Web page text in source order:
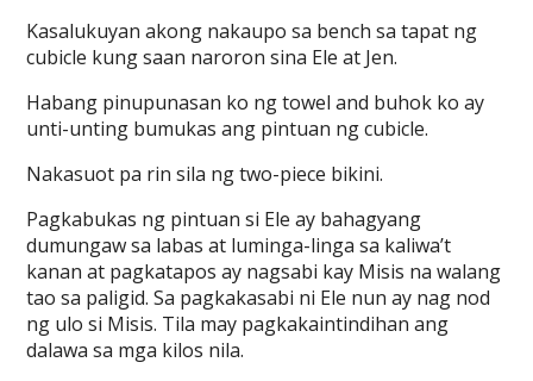
Kasalukuyan akong nakaupo sa bench sa tapat ng
cubicle kung saan naroron sina Ele at Jen.
Habang pinupunasan ko ng towel and buhok ko ay
unti-unting bumukas ang pintuan ng cubicle.
Nakasuot pa rin sila ng two-piece bikini.
Pagkabukas ng pintuan si Ele ay bahagyang
dumungaw sa labas at luminga-linga sa kaliwa’t
kanan at pagkatapos ay nagsabi kay Misis na walang
tao sa paligid. Sa pagkakasabi ni Ele nun ay nag nod
ng ulo si Misis. Tila may pagkakaintindihan ang
dalawa sa mga kilos nila.